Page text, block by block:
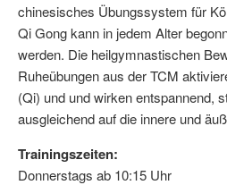
chinesisches Übungssystem für
Qi Gong kann in jedem Alter
werden. Die heilgymnastischen
Ruheübungen aus der TCM
(Qi) und und wirken entspannend,
ausgleichend auf die innere und
Trainingszeiten:
Donnerstags ab 10:15 Uhr